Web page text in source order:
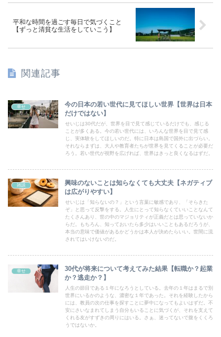
平和な時間を過ごす毎日で気づくこと
【ずっと清貧な生活をしていこう】
関連記事
幸せ
今の日本の若い世代に見てほしい世界【世界は日本
だけではない】
せいじは30代だが、世界を目で見て感じているだけでも、感じる
ことが多くある。今の若い世代には、いろんな世界を目で見て感
じ、実体験をしてほしいのだ。特に日本は島国で国外に出づらい。
それならまずは、大人や教育者たちが世界を見てくることが必要だ
ろう。若い世代が視野を広げれば、世界はきっと良くなるはずだ。
雑談
興味のないことは知らなくても大丈夫【ネガティブ
は広がりやすい】
せいじは「知らないの？」という言葉に敏感であり、「そらきた
ぞ」と思って反撃をする。人生にとって知らなくていいことなんて
たくさんあり、世の中のマジョリティが正義だとは思っていないか
らだ。もちろん、知っておいたら多少はいいこともあるだろうが、
本当の意味で価値があるかどうかは本人が決めたらいい。世間に流
されてはいけないのだ。
幸せ
30代が将来について考えてみた結果【転職か？起業
か？逃走か？】
人生の節目である１年になろうとしている。去年の１年はまるで別
世界にいるかのような、濃密な１年であった。それを経験したから
には、教員の次の仕事を探すことに夢中になってもよいはずだ。不
安にさいなまれてしまう自分もいることに気づくが、それを支えて
くれる友がすずきの周りにはいる。さぁ、迷ってないで腹をくくろ
うではないか。